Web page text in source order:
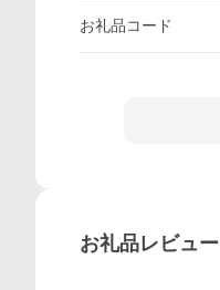
お礼品コード
お礼品レビュー